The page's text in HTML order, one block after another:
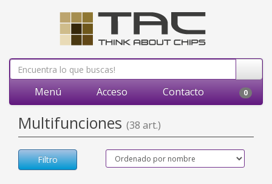
Menú Acceso Contacto 0
Multifunciones (38 art.)
Filtro